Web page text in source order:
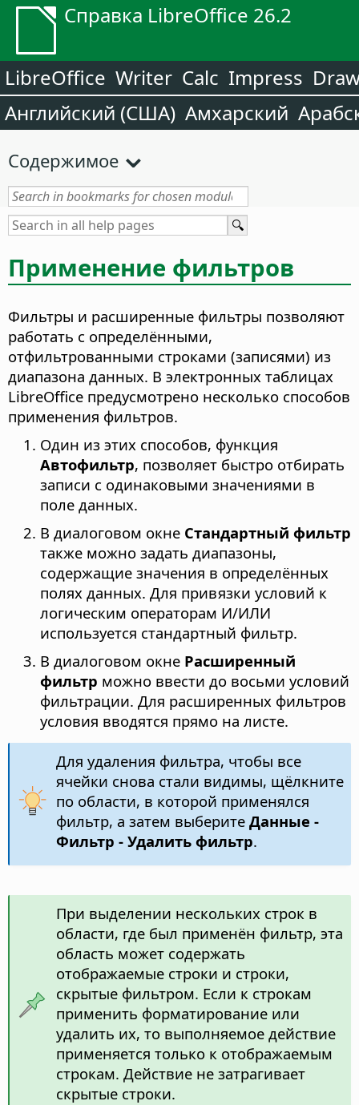
Справка LibreOffice 26.2
LibreOffice Writer Calc Impress
Английский (США) Амхарский
Содержимое
Применение фильтров
Фильтры и расширенные фильтры позволяют
работать с определёнными,
отфильтрованными строками (записями) из
диапазона данных. В электронных таблицах
LibreOffice предусмотрено несколько способов
применения фильтров.
Один из этих способов, функция
Автофильтр, позволяет быстро отбирать
записи с одинаковыми значениями в
поле данных.
В диалоговом окне Стандартный фильтр
также можно задать диапазоны,
содержащие значения в определённых
полях данных. Для привязки условий к
логическим операторам И/ИЛИ
используется стандартный фильтр.
В диалоговом окне Расширенный
фильтр можно ввести до восьми условий
фильтрации. Для расширенных фильтров
условия вводятся прямо на листе.
Для удаления фильтра, чтобы все
ячейки снова стали видимы, щёлкните
по области, в которой применялся
фильтр, а затем выберите Данные -
Фильтр - Удалить фильтр.
При выделении нескольких строк в
области, где был применён фильтр, эта
область может содержать
отображаемые строки и строки,
скрытые фильтром. Если к строкам
применить форматирование или
удалить их, то выполняемое действие
применяется только к отображаемым
строкам. Действие не затрагивает
скрытые строки.